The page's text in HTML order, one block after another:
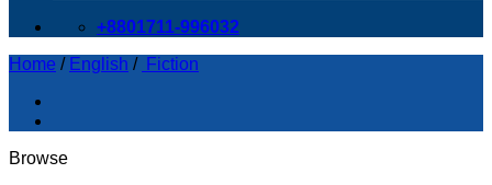
+8801711-996032
Home / English / Fiction
Browse